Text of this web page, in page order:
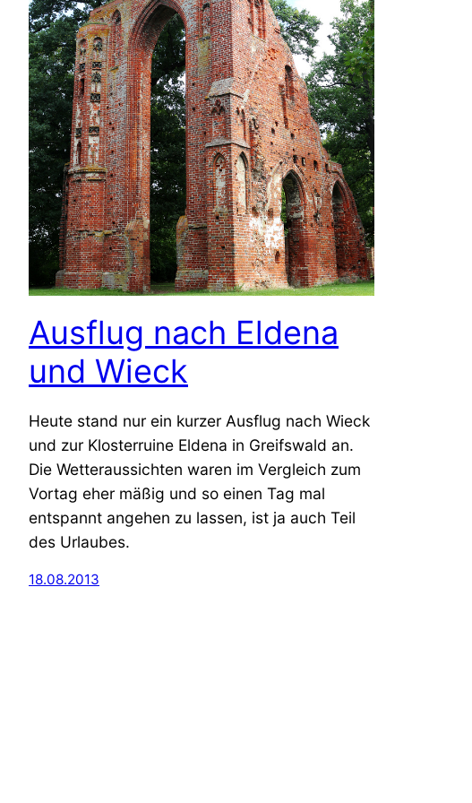
Ausflug nach Eldena
und Wieck
Heute stand nur ein kurzer Ausflug nach Wieck
und zur Klosterruine Eldena in Greifswald an.
Die Wetteraussichten waren im Vergleich zum
Vortag eher mäßig und so einen Tag mal
entspannt angehen zu lassen, ist ja auch Teil
des Urlaubes.
18.08.2013